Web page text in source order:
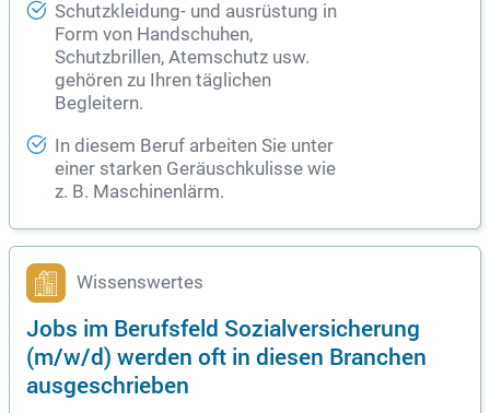
Schutzkleidung- und ausrüstung in
Form von Handschuhen,
Schutzbrillen, Atemschutz usw.
gehören zu Ihren täglichen
Begleitern.
In diesem Beruf arbeiten Sie unter
einer starken Geräuschkulisse wie
z. B. Maschinenlärm.
Wissenswertes
Jobs im Berufsfeld Sozialversicherung
(m/w/d) werden oft in diesen Branchen
ausgeschrieben